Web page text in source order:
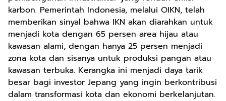
karbon. Pemerintah Indonesia, melalui OIKN, telah
memberikan sinyal bahwa IKN akan diarahkan untuk
menjadi kota dengan 65 persen area hijau atau
kawasan alami, dengan hanya 25 persen menjadi
zona kota dan sisanya untuk produksi pangan atau
kawasan terbuka. Kerangka ini menjadi daya tarik
besar bagi investor Jepang yang ingin berkontribusi
dalam transformasi kota dan ekonomi berkelanjutan.